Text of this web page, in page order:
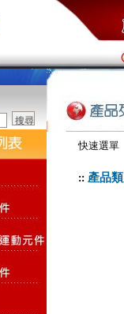
快速選
:: 產品類